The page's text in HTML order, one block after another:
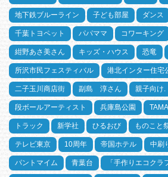
地下鉄ブルーライン 子ども部屋 ダンス
千葉トヨペット パパママ コワーキング
紺野あさ美さん キッズ・ハウス 恐竜
所沢市民フェスティバル 港北インター住宅
二子玉川商店街 副島 淳さん 親子向け.
段ボールアーティスト 兵庫島公園
トラック 新学社 ひるおび ものこと
テレビ東京 10周年 帝国ホテル 中刷
パントマイム 青葉台 「手作りエコクラ